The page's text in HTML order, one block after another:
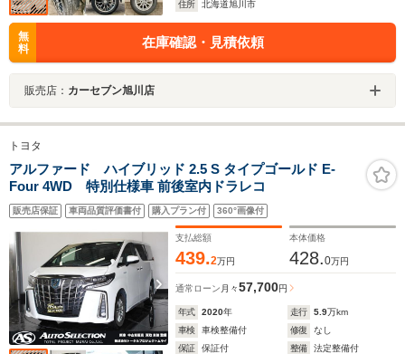
住所
北海道旭川市
無
料
在庫確認・見積依頼
販売店： カーセブン旭川店
トヨタ
アルファード ハイブリッド 2.5 S タイプゴールド E-
Four 4WD 特別仕様車 前後室内ドラレコ
販売店保証 車両品質評価書付 購入プラン付 360°画像付
支払総額
439.2万円
本体価格
428.0万円
通常ローン 月々57,700円
年式 2020年 走行 5.9万km
車検
車検整備付 修復
なし
保証
保証付 整備
法定整備付